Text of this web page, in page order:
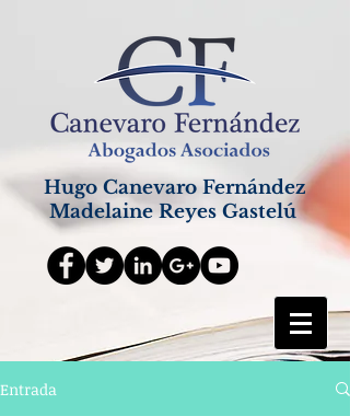
Hugo Canevaro Fernández
Madelaine Reyes Gastelú
Entrada